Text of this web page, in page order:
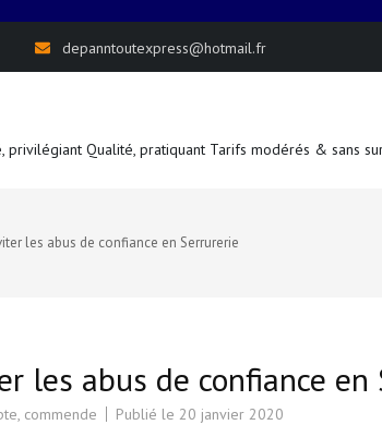
depanntoutexpress@hotmail.fr
privilégiant Qualité, pratiquant Tarifs modérés & sans
les abus de confiance en Serrurerie
les abus de confiance en
commende Publié le 20 janvier 2020